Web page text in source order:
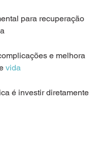
para recuperação
e melhora
vida
é investir diretamente